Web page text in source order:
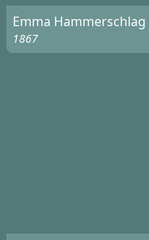
Emma Hammerschlag
1867